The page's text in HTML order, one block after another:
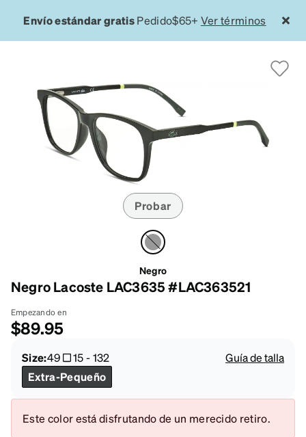
Envío estándar gratisPedido$65+ Ver términos
Probar
Negro
Negro Lacoste LAC3635 #LAC363521
Empezando en
$89.95
Size:49 15-132
Guía de talla
Extra-Pequeño
Este color está disfrutando de un merecido retiro.